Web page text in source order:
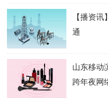
【播资
通
山东移动
跨年夜网